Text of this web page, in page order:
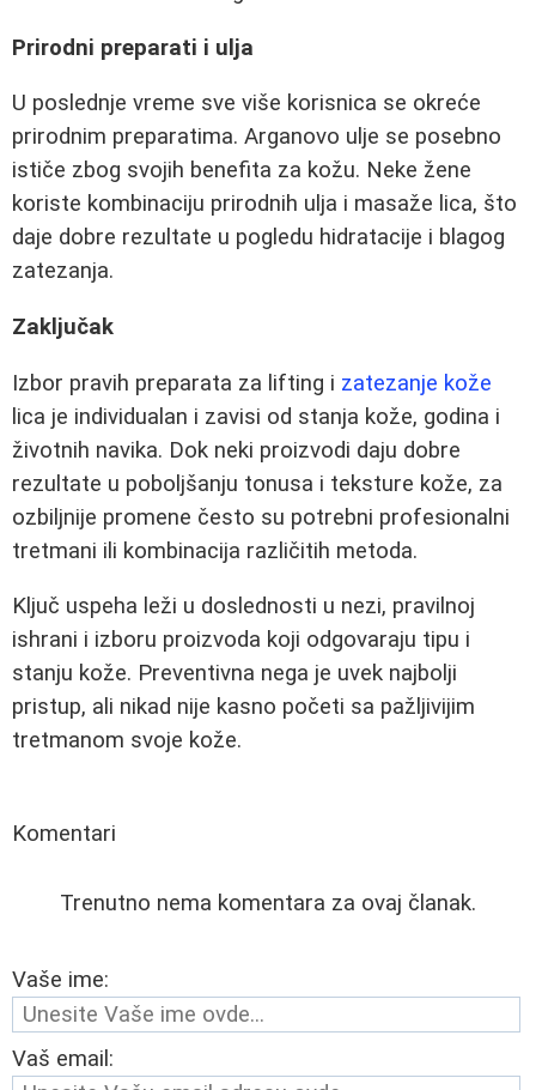
Prirodni preparati i ulja
U poslednje vreme sve više korisnica se okreće
prirodnim preparatima. Arganovo ulje se posebno
ističe zbog svojih benefita za kožu. Neke žene
koriste kombinaciju prirodnih ulja i masaže lica, što
daje dobre rezultate u pogledu hidratacije i blagog
zatezanja.
Zaključak
Izbor pravih preparata za lifting i zatezanje kože
lica je individualan i zavisi od stanja kože, godina i
životnih navika. Dok neki proizvodi daju dobre
rezultate u poboljšanju tonusa i teksture kože, za
ozbiljnije promene često su potrebni profesionalni
tretmani ili kombinacija različitih metoda.
Ključ uspeha leži u doslednosti u nezi, pravilnoj
ishrani i izboru proizvoda koji odgovaraju tipu i
stanju kože. Preventivna nega je uvek najbolji
pristup, ali nikad nije kasno početi sa pažljivijim
tretmanom svoje kože.
Komentari
Trenutno nema komentara za ovaj članak.
Vaše ime:
Vaš email: